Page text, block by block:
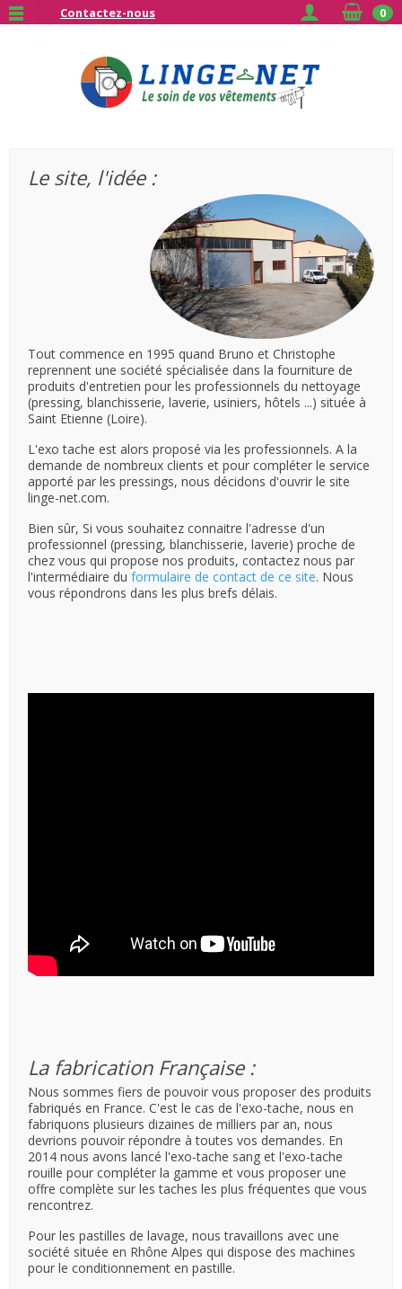
Contactez-nous 0
Le site, l'idée :
Tout commence en 1995 quand Bruno et Christophe
reprennent une société spécialisée dans la fourniture de
produits d'entretien pour les professionnels du nettoyage
(pressing, blanchisserie, laverie, usiniers, hôtels ...) située à
Saint Etienne (Loire).
L'exo tache est alors proposé via les professionnels. A la
demande de nombreux clients et pour compléter le service
apporté par les pressings, nous décidons d'ouvrir le site
linge-net.com.
Bien sûr, Si vous souhaitez connaitre l'adresse d'un
professionnel (pressing, blanchisserie, laverie) proche de
chez vous qui propose nos produits, contactez nous par
l'intermédiaire du formulaire de contact de ce site. Nous
vous répondrons dans les plus brefs délais.
La fabrication Française :
Nous sommes fiers de pouvoir vous proposer des produits
fabriqués en France. C'est le cas de l'exo-tache, nous en
fabriquons plusieurs dizaines de milliers par an, nous
devrions pouvoir répondre à toutes vos demandes. En
2014 nous avons lancé l'exo-tache sang et l'exo-tache
rouille pour compléter la gamme et vous proposer une
offre complète sur les taches les plus fréquentes que vous
rencontrez.
Pour les pastilles de lavage, nous travaillons avec une
société située en Rhône Alpes qui dispose des machines
pour le conditionnement en pastille.